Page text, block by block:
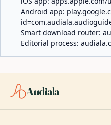
Android app:
Smart download router:
Editorial process:
Audiala